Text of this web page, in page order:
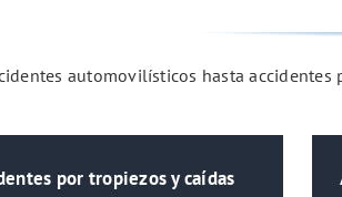
automovilísticos hasta
por tropiezos y caídas